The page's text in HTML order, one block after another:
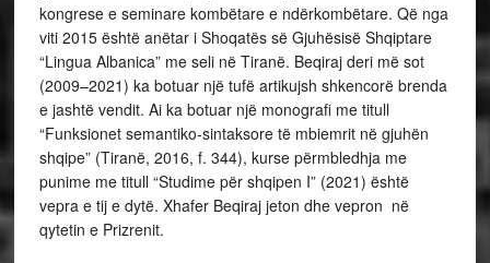
kongrese e seminare kombëtare e ndërkombëtare. Që nga
viti 2015 është anëtar i Shoqatës së Gjuhësisë Shqiptare
“Lingua Albanica” me seli në Tiranë. Beqiraj deri më sot
(2009–2021) ka botuar një tufë artikujsh shkencorë brenda
e jashtë vendit. Ai ka botuar një monografi me titull
“Funksionet semantiko-sintaksore të mbiemrit në gjuhën
shqipe” (Tiranë, 2016, f. 344), kurse përmbledhja me
punime me titull “Studime për shqipen I” (2021) është
vepra e tij e dytë. Xhafer Beqiraj jeton dhe vepron në
qytetin e Prizrenit.